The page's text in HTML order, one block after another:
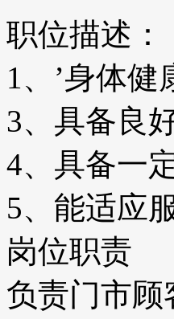
职位描述：
1、’身体
3、具备良
4、具备一
5、能适应
岗位职责
负责门市